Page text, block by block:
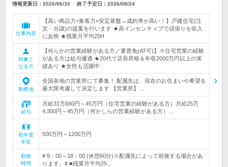
情報更新日：2026/06/30 終了予定日： 2026/08/24
仕事内容
【高い商品力×集客力×安定基盤→成約率が高い！】戸建住宅(注
文・分譲)の提案を行います ★高インセンティブで頑張りを収入
に反映 ★残業月平均25H
対象と
なる方
【何らかの営業経験がある方／要普免(AT可)】※住宅営業の経験
がある方は給与優遇 ★20代で店長昇格＆年収2000万円以上の実
績あり ★女性も活躍中
勤務地
全国各地の営業所にて募集！ 配属先は、現在のお住まいや希望を
最大限考慮して決定します 【営業所】…
給与
月給31万680円～45万円（住宅営業の経験がある方）月給25万
4,300円～45万円（何かしらの営業経験がある方）…
初年度
年収
500万円～1200万円
勤務
時間
# 9：00～18：00 (休憩60分)※配属先によって前後する場合があ
ります。# ■残業月平均25…